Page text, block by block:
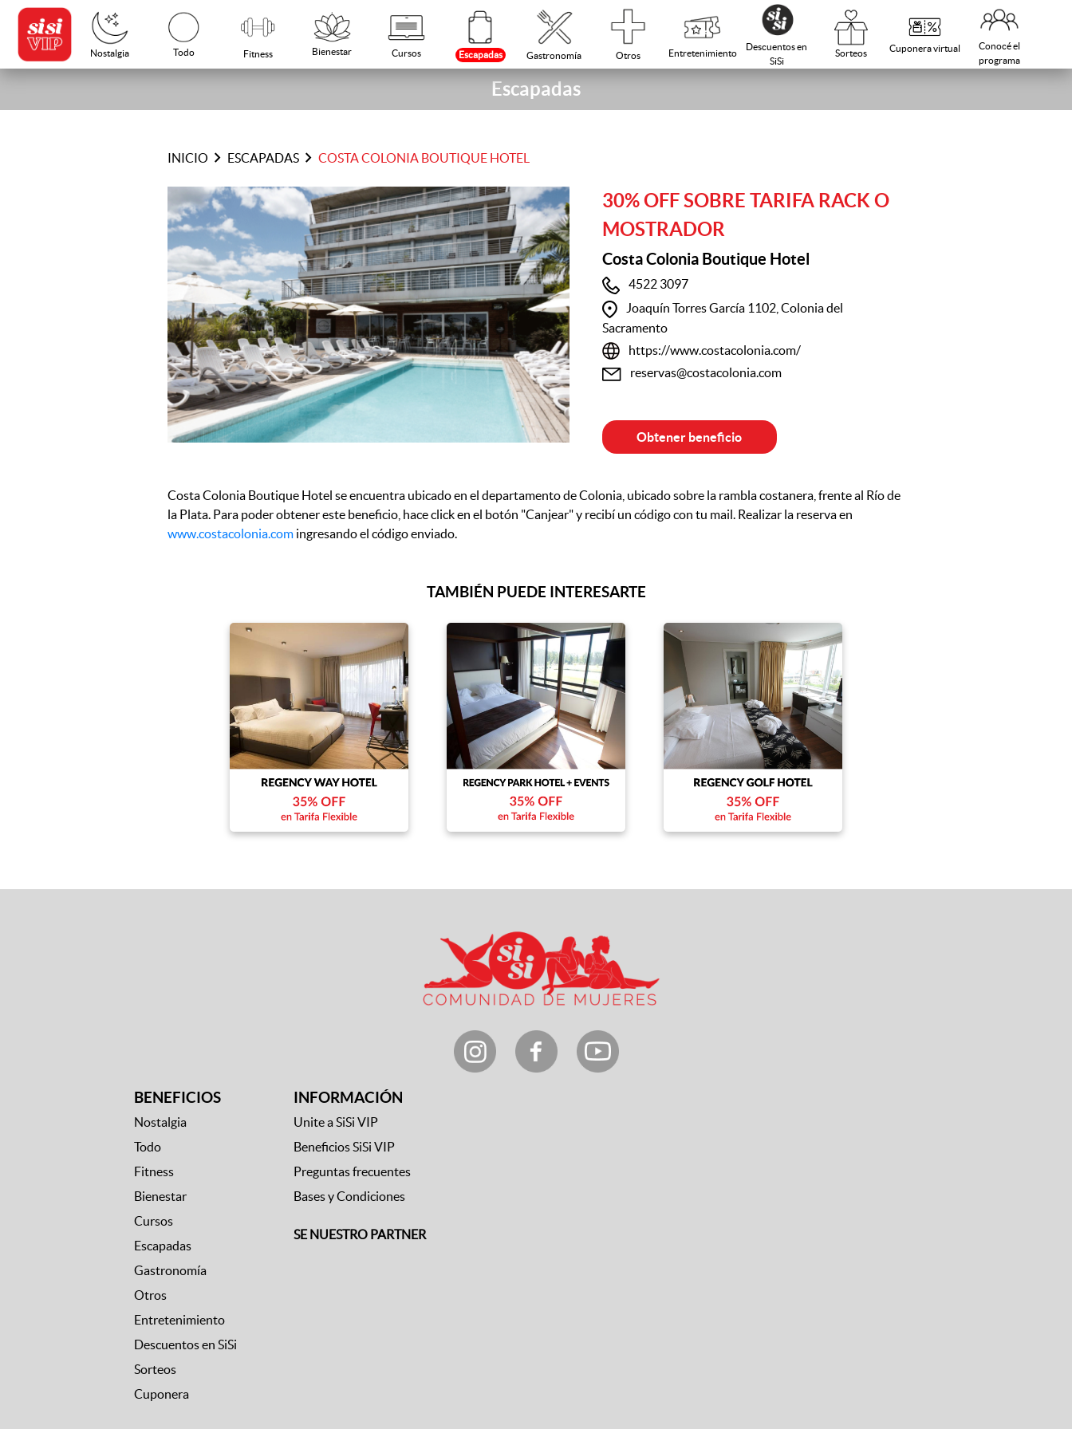
Nostalgia Todo Fitness Bienestar Cursos Escapadas Gastronomía Otros Entretenimiento
Descuentos en
SiSi
Sorteos Cuponera virtual
Conocé el
programa
Escapadas
INICIO chevron_right ESCAPADAS chevron_right COSTA COLONIA BOUTIQUE HOTEL
30% OFF SOBRE TARIFA RACK O
MOSTRADOR
Costa Colonia Boutique Hotel
4522 3097
Joaquín Torres García 1102, Colonia del
Sacramento
https://www.costacolonia.com/
reservas@costacolonia.com
Obtener beneficio
Costa Colonia Boutique Hotel se encuentra ubicado en el departamento de Colonia, ubicado sobre la rambla costanera, frente al Río de
la Plata. Para poder obtener este beneficio, hace click en el botón "Canjear" y recibí un código con tu mail. Realizar la reserva en
www.costacolonia.com ingresando el código enviado.
TAMBIÉN PUEDE INTERESARTE
BENEFICIOS
Nostalgia
Todo
Fitness
Bienestar
Cursos
Escapadas
Gastronomía
Otros
Entretenimiento
Descuentos en SiSi
Sorteos
Cuponera
INFORMACIÓN
Unite a SiSi VIP
Beneficios SiSi VIP
Preguntas frecuentes
Bases y Condiciones
SE NUESTRO PARTNER